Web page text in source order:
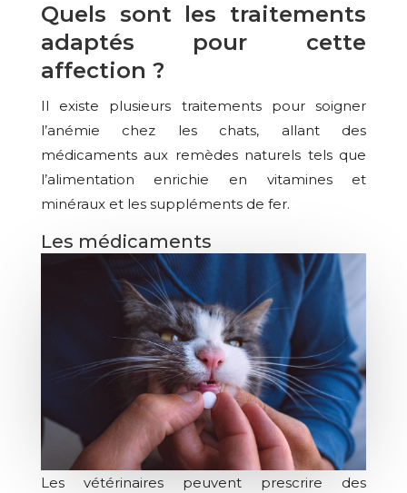
Quels sont les traitements
adaptés pour cette
affection ?
Il existe plusieurs traitements pour soigner
l’anémie chez les chats, allant des
médicaments aux remèdes naturels tels que
l’alimentation enrichie en vitamines et
minéraux et les suppléments de fer.
Les médicaments
Les vétérinaires peuvent prescrire des